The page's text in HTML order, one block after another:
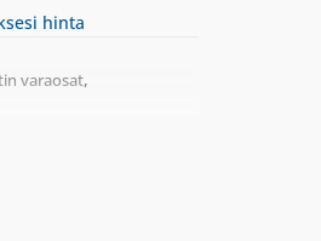
hinta
varaosat,